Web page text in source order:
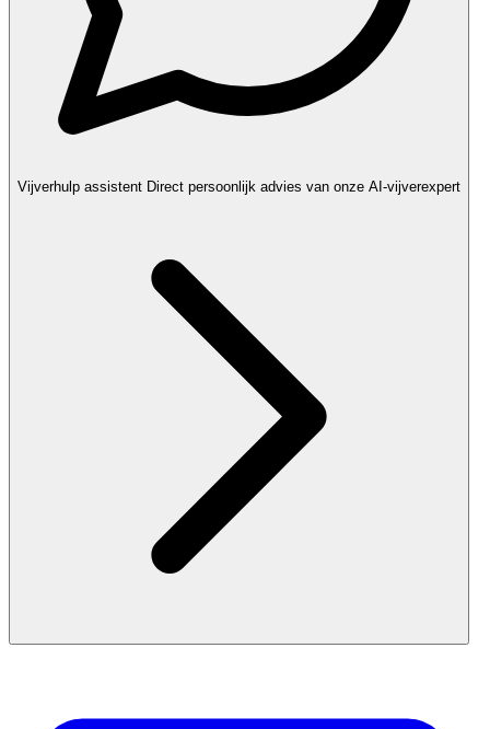
Vijverhulp assistent Direct persoonlijk advies van onze AI-vijverexpert